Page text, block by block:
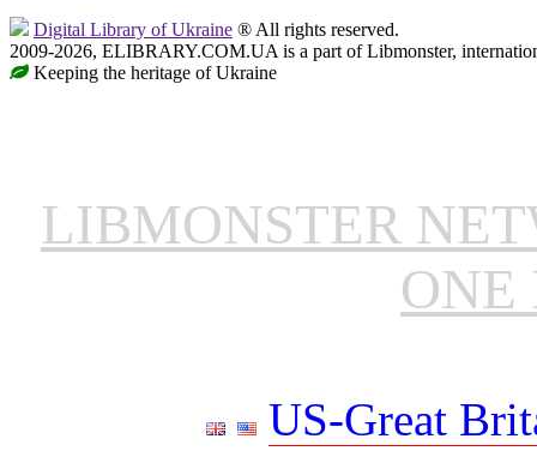
Digital Library of Ukraine ® All rights reserved.
2009-2026, ELIBRARY.COM.UA is a part of Libmonster,
Keeping the heritage of Ukraine
LIBMONSTER
ONE
US-Great